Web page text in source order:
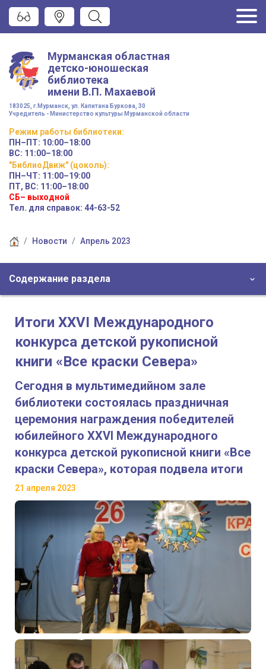
Мурманская областная
детско-юношеская
библиотека
имени В.П. Махаевой
183025, г.Мурманск, ул. Капитана Буркова, 30
Учредитель - Министерство культуры Мурманской области
Режим работы библиотеки:
ПН–ПТ: 10:00–18:00
ВС: 11:00–18:00
"БиблиоДвиж" (цоколь):
ПН–ЧТ: 11:00–19:00
ПТ, ВС: 11:00–18:00
СБ– выходной
Тел. для справок: 44-63-52
Новости Апрель 2023
Содержание раздела
Итоги XXVI Международного
конкурса детской рукописной
книги «Все краски Севера»
Сегодня в мультимедийном зале
библиотеки состоялась праздничная
церемония награждения победителей
юбилейного XXVI Международного
конкурса детской рукописной книги «Все
краски Севера», которая подвела итоги
21 апреля 2023